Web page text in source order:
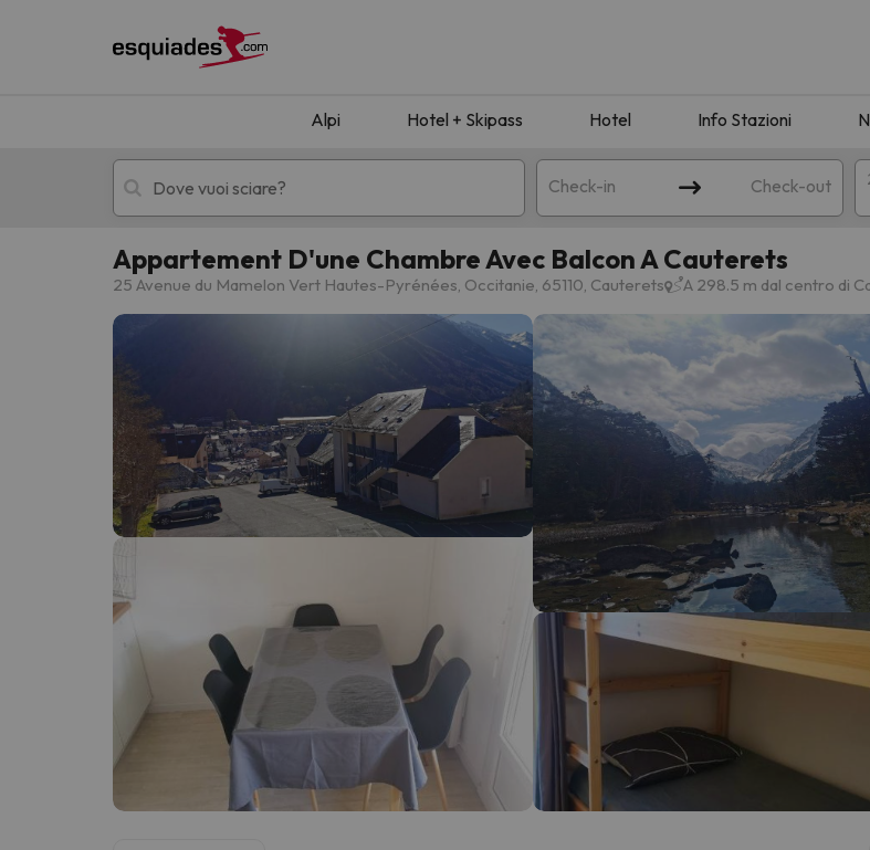
Alpi Hotel + Skipass Hotel Info Stazioni
Check-in Check-out
Hotel + skipass Hotel di montagna
Ops, non abbiamo trovato alcun risultato corrispondente alla sua ricerca. Provare a modificare
Sembra che il nostro ricercatore abbia perso la strada. Non appena troverà la bussola, tornerà.
Appartement D'une Chambre Avec Balcon A Cauterets
25 Avenue du Mamelon Vert Hautes-Pyrénées, Occitanie, 65110, Cauterets A 298.5 m dal centro di